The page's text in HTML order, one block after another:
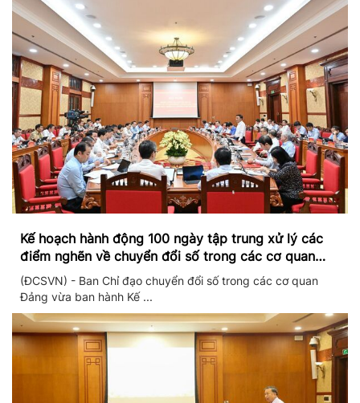
Kế hoạch hành động 100 ngày tập trung xử lý các
điểm nghẽn về chuyển đổi số trong các cơ quan
Đảng
(ĐCSVN) - Ban Chỉ đạo chuyển đổi số trong các cơ quan
Đảng vừa ban hành Kế ...